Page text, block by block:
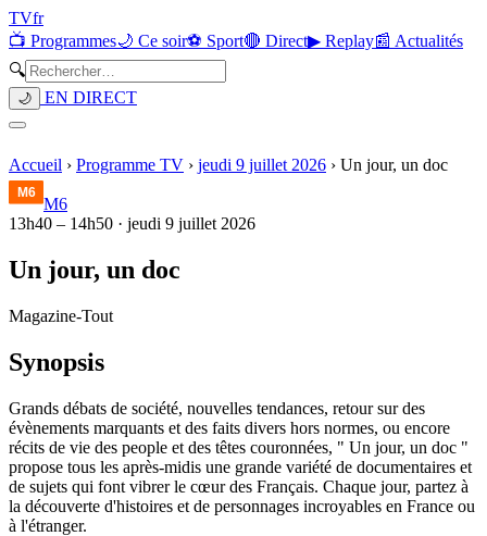
TVfr
📺 Programmes🌙 Ce soir⚽ Sport🔴 Direct▶ Replay📰 Actualités
🔍
🌙 EN DIRECT
Accueil › Programme TV › jeudi 9 juillet 2026 › Un jour, un doc
M6
13h40 – 14h50 · jeudi 9 juillet 2026
Un jour, un doc
Magazine-Tout
Synopsis
Grands débats de société, nouvelles tendances, retour sur des
évènements marquants et des faits divers hors normes, ou encore
récits de vie des people et des têtes couronnées, " Un jour, un doc "
propose tous les après-midis une grande variété de documentaires et
de sujets qui font vibrer le cœur des Français. Chaque jour, partez à
la découverte d'histoires et de personnages incroyables en France ou
à l'étranger.